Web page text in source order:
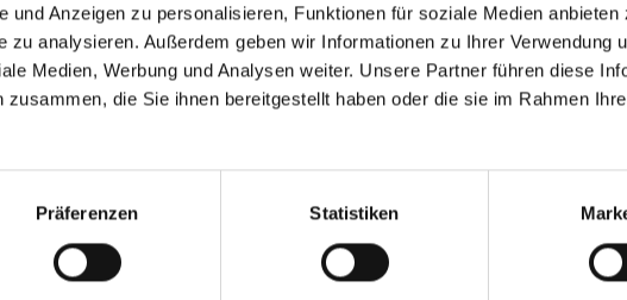
und Anzeigen zu personalisieren, Funktionen für soziale Medien anbieten
zu analysieren. Außerdem geben wir Informationen zu Ihrer Verwendung
Medien, Werbung und Analysen weiter. Unsere Partner führen diese
die Sie ihnen bereitgestellt haben oder die sie im Rahmen
Präferenzen Statistiken a